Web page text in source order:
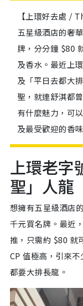
【上環好去處 /
五星級酒店的奢
牌，分分鐘 $80
及香水。最近上
及「平日去都大
聖，就連舒淇都
有什麼魅力，可
及最受歡迎的香
上環老字
聖」人龍
想擁有五星級酒店
千元買名牌。最近
推，只需約 $80 就
CP 值極高，引來
都要大排長龍。